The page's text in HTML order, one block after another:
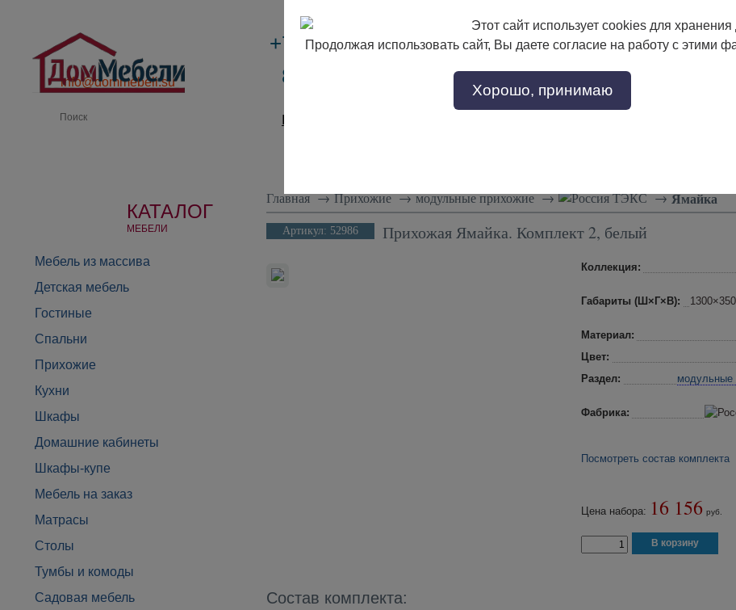
info@dommebeli.su
+7 (495)133-17-89
8 (800) 302-17-89
с 9:00 до 18:00
Заказать звонок
Производители
КАТАЛОГ
МЕБЕЛИ
Мебель из массива
Детская мебель
Гостиные
Спальни
Прихожие
Кухни
Шкафы
Домашние кабинеты
Шкафы-купе
Мебель на заказ
Матрасы
Столы
Тумбы и комоды
Садовая мебель
Главная→ Прихожие→ модульные прихожие→ ТЭКС→ Ямайка
Артикул: 52986 Прихожая Ямайка. Комплект 2, белый
Коллекция:
Габариты (Ш×Г×В):
Материал:
Цвет:
Раздел:
модульные
Фабрика:
Посмотреть состав комплекта
Цена набора: 16 156 руб.
Состав комплекта:
Этот сайт использует cookies для
Продолжая использовать сайт, Вы даете согласие на работу с этими
Хорошо, принимаю